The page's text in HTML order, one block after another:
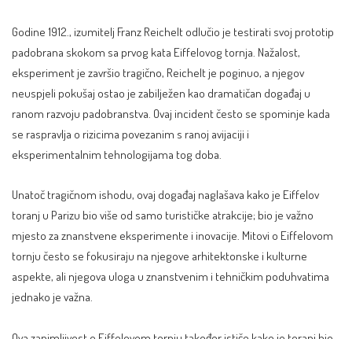
Godine 1912., izumitelj Franz Reichelt odlučio je testirati svoj prototip
padobrana skokom sa prvog kata Eiffelovog tornja. Nažalost,
eksperiment je završio tragično, Reichelt je poginuo, a njegov
neuspjeli pokušaj ostao je zabilježen kao dramatičan događaj u
ranom razvoju padobranstva. Ovaj incident često se spominje kada
se raspravlja o rizicima povezanim s ranoj avijaciji i
eksperimentalnim tehnologijama tog doba.
Unatoč tragičnom ishodu, ovaj događaj naglašava kako je Eiffelov
toranj u Parizu bio više od samo turističke atrakcije; bio je važno
mjesto za znanstvene eksperimente i inovacije. Mitovi o Eiffelovom
tornju često se fokusiraju na njegove arhitektonske i kulturne
aspekte, ali njegova uloga u znanstvenim i tehničkim poduhvatima
jednako je važna.